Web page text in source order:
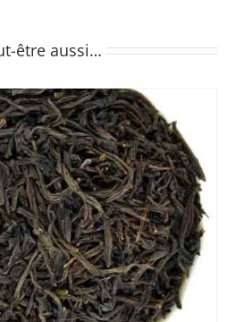
être aussi…